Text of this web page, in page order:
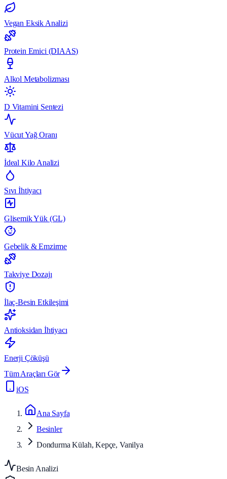
Vegan Eksik Analizi
Protein Emici (DIAAS)
Alkol Metabolizması
D Vitamini Sentezi
Vücut Yağ Oranı
İdeal Kilo Analizi
Sıvı İhtiyacı
Glisemik Yük (GL)
Gebelik & Emzirme
Takviye Dozajı
İlaç-Besin Etkileşimi
Antioksidan İhtiyacı
Enerji Çöküşü
Tüm Araçları Gör
iOS
Ana Sayfa
Besinler
Dondurma Külah, Kepçe, Vanilya
Besin Analizi